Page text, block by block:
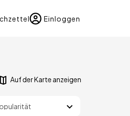
Einloggen
Auf der Karte anzeigen